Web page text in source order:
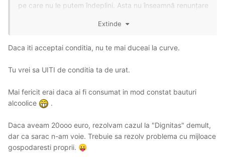
pe care nu le putem îndeplini. Asta nu înseamnă renunțare
Moș Anghel spune cam așa "binele și răul sunt doua fete
mori când îți vine timpul"
Extinde
Daca iti acceptai conditia, nu te mai duceai la curve.
Tu vrei sa UITI de conditia ta de urat.
Mai fericit erai daca ai fi consumat in mod constat bauturi
alcoolice
.
Daca aveam 20ooo euro, rezolvam cazul la "Dignitas" demult,
dar ca sarac n-am voie. Trebuie sa rezolv problema cu mijloace
gospodaresti proprii. 😛